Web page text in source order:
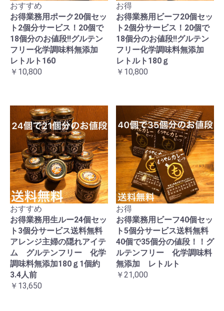
おすすめ
お得業務用ポーク20個セッ
ト2個分サービス！20個で
18個分のお値段!!グルテン
フリー化学調味料無添加
レトルト160
￥10,800
お得
お得業務用ビーフ20個セッ
ト2個分サービス！20個で
18個分のお値段!!グルテン
フリー化学調味料無添加
レトルト180ｇ
￥10,800
おすすめ
お得業務用生ルー24個セッ
ト3個分サービス送料無料
アレンジ主婦の隠れアイテ
ム グルテンフリー 化学
調味料無添加180ｇ1個約
3.4人前
￥13,650
お得
お得業務用ビーフ40個セッ
ト5個分サービス送料無料
40個で35個分の値段！！グ
ルテンフリー 化学調味料
無添加 レトルト
￥21,000